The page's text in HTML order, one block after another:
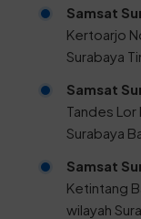
Samsat
Kertoarjo
Surabaya
Samsat
Tandes Lor
Surabaya
Samsat
Ketintang
wilayah